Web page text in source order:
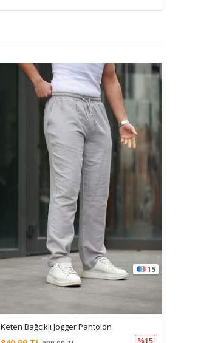
15
Keten Bağcıklı Jogger Pantolon
%15